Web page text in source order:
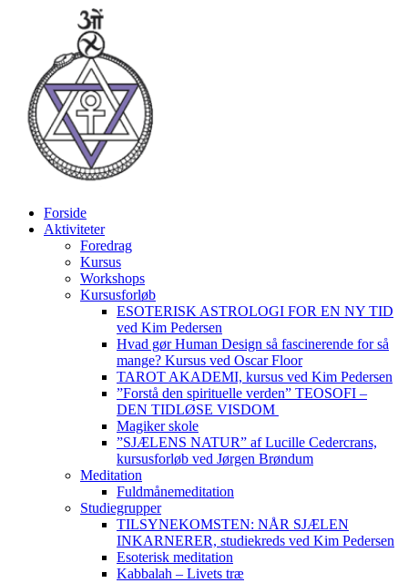
Forside
Aktiviteter
Foredrag
Kursus
Workshops
Kursusforløb
ESOTERISK ASTROLOGI FOR EN NY TID
ved Kim Pedersen
Hvad gør Human Design så fascinerende for så
mange? Kursus ved Oscar Floor
TAROT AKADEMI, kursus ved Kim Pedersen
”Forstå den spirituelle verden” TEOSOFI –
DEN TIDLØSE VISDOM
Magiker skole
”SJÆLENS NATUR” af Lucille Cedercrans,
kursusforløb ved Jørgen Brøndum
Meditation
Fuldmånemeditation
Studiegrupper
TILSYNEKOMSTEN: NÅR SJÆLEN
INKARNERER, studiekreds ved Kim Pedersen
Esoterisk meditation
Kabbalah – Livets træ